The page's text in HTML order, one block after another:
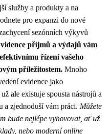
služby a produkty a na
pro expanzi do nové
sezónních výkyvů
příjmů a výdajů vám
řízení vašeho
příležitostem. Mnoho
evidence jako
ale existuje spousta nástrojů a
a zjednoduší vám práci. Můžete
bude nejlépe vyhovovat, ať už
nebo moderní online